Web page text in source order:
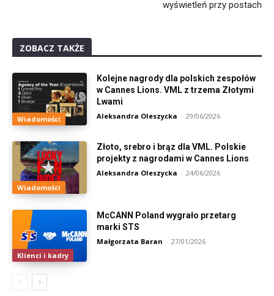
wyświetleń przy postach
ZOBACZ TAKŻE
Wiadomości
Kolejne nagrody dla polskich zespołów
w Cannes Lions. VML z trzema Złotymi
Lwami
Aleksandra Oleszycka - 29/06/2026
Wiadomości
Złoto, srebro i brąz dla VML. Polskie
projekty z nagrodami w Cannes Lions
Aleksandra Oleszycka - 24/06/2026
Klienci i kadry
McCANN Poland wygrało przetarg
marki STS
Małgorzata Baran - 27/01/2026